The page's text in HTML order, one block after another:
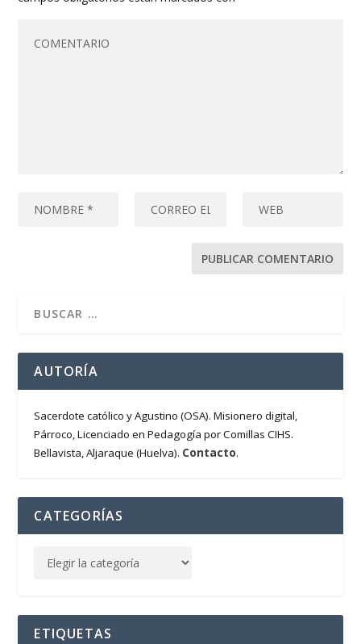
AUTORÍA
Sacerdote católico y Agustino (OSA). Misionero digital,
Párroco, Licenciado en Pedagogía por Comillas CIHS.
Bellavista, Aljaraque (Huelva). Contacto.
CATEGORÍAS
ETIQUETAS